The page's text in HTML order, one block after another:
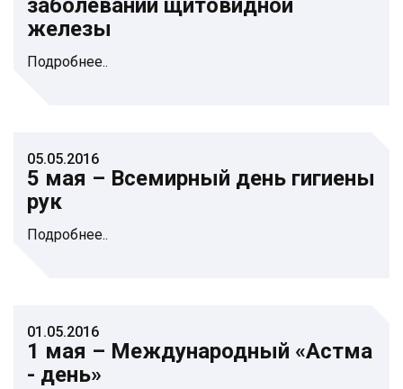
заболеваний щитовидной
железы
Подробнее..
05.05.2016
5 мая – Всемирный день гигиены
рук
Подробнее..
01.05.2016
1 мая – Международный «Астма
- день»